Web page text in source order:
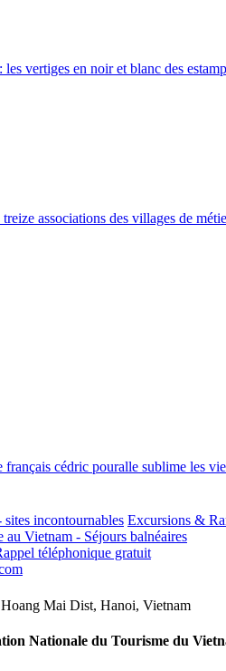
vertiges en noir et blanc des
associations des villages de
français cédric pouralle sublime les
incontournables Excursions &
au Vietnam - Séjours balnéaires
téléphonique gratuit
Hoang Mai Dist, Hanoi, Vietnam
Nationale du Tourisme du